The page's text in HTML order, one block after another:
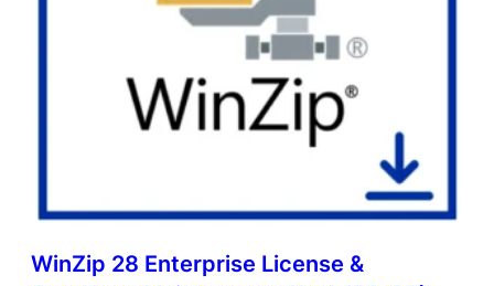
WinZip 28 Enterprise License &